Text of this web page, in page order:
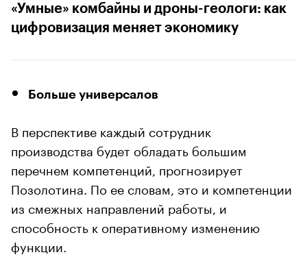
«Умные» комбайны и дроны-геологи: как
цифровизация меняет экономику
Больше универсалов
В перспективе каждый сотрудник
производства будет обладать большим
перечнем компетенций, прогнозирует
Позолотина. По ее словам, это и компетенции
из смежных направлений работы, и
способность к оперативному изменению
функции.